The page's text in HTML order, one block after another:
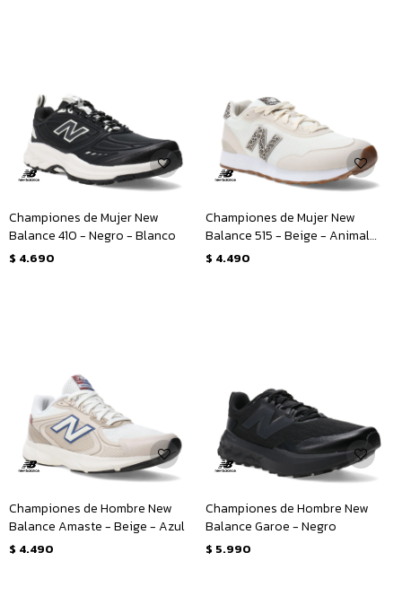
Championes de Mujer New
Balance 410 - Negro - Blanco
$ 4.690
Championes de Mujer New
Balance 515 - Beige - Animal
Print
$ 4.490
Championes de Hombre New
Balance Amaste - Beige - Azul
$ 4.490
Championes de Hombre New
Balance Garoe - Negro
$ 5.990